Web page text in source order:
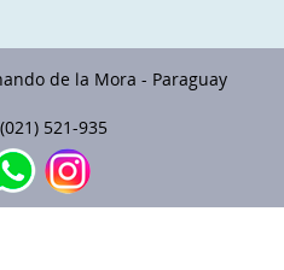
de la Mora - Paraguay
521-935